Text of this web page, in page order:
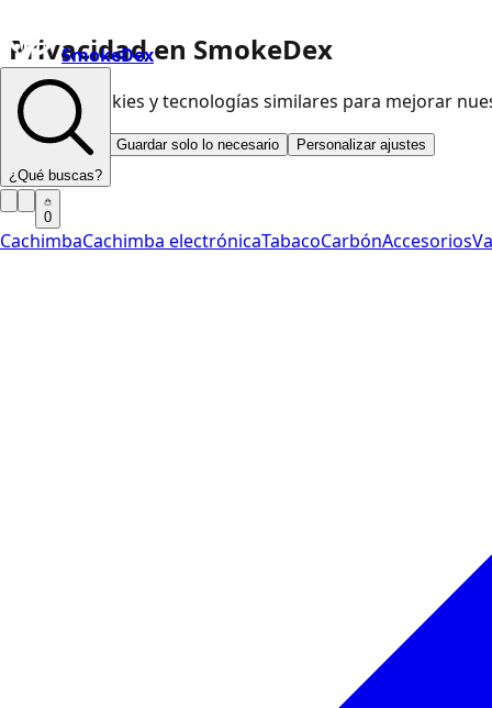
Privacidad en SmokeDex
Usamos cookies y tecnologías similares para mejorar
Aceptar todo Guardar solo lo necesario Personalizar ajustes
SmokeDex
¿Qué buscas?
0
CachimbaCachimba electrónicaTabacoCarbónAccesorios